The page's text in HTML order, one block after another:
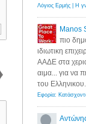
Manos
πιο
ιδιωτικη
ΑΑΔΕ στα
αιμα... για να
του